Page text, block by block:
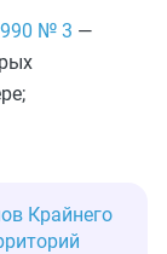
№ 3 —
Крайнего